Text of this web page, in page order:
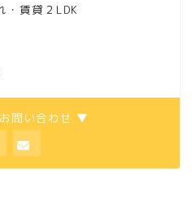
・賃貸２LDK
問い合わせ ▼